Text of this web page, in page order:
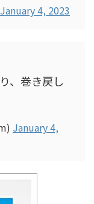
January 4, 2023
、巻き戻し
January 4,